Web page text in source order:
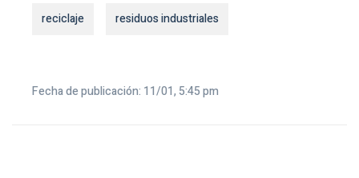
reciclaje residuos industriales
Fecha de publicación: 11/01, 5:45 pm